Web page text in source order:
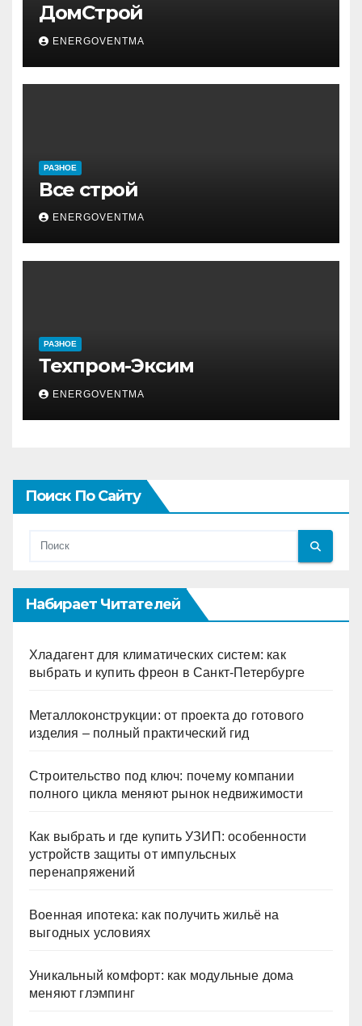
ДомСтрой
ENERGOVENTMA
РАЗНОЕ
Все строй
ENERGOVENTMA
РАЗНОЕ
Техпром-Эксим
ENERGOVENTMA
Поиск По Сайту
Набирает Читателей
Хладагент для климатических систем: как
выбрать и купить фреон в Санкт-Петербурге
Металлоконструкции: от проекта до готового
изделия – полный практический гид
Строительство под ключ: почему компании
полного цикла меняют рынок недвижимости
Как выбрать и где купить УЗИП: особенности
устройств защиты от импульсных
перенапряжений
Военная ипотека: как получить жильё на
выгодных условиях
Уникальный комфорт: как модульные дома
меняют глэмпинг